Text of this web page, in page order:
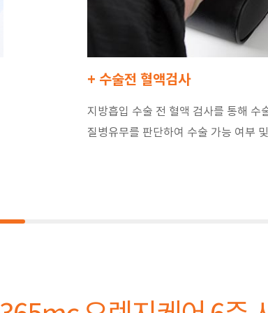
+ 수술전 혈액검사
지방흡입 수술 전 혈액 검사를 통해 수
질병유무를 판단하여 수술 가능 여부